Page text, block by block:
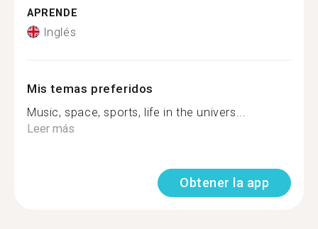
APRENDE
Inglés
Mis temas preferidos
Music, space, sports, life in the univers...
Leer más
Obtener la app